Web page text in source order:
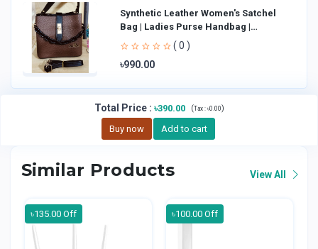
Synthetic Leather Women's Satchel
Bag | Ladies Purse Handbag |
Handheld Bag | Sl
( 0 )
৳990.00
Total Price: ৳390.00 (Tax : ৳0.00)
Buy now Add to cart
Similar Products View All
৳135.00 Off ৳100.00 Off